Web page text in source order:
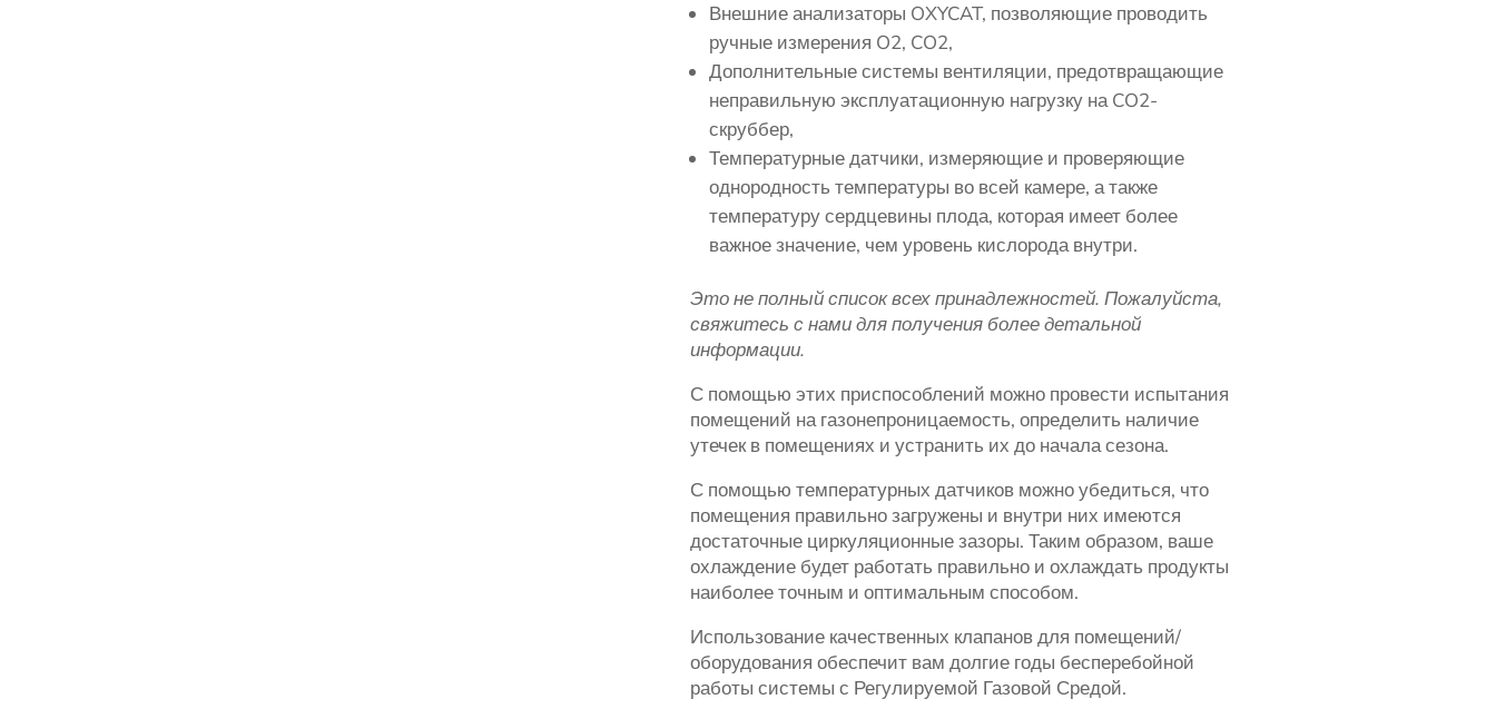
Внешние анализаторы OXYCAT, позволяющие проводить
ручные измерения O2, CO2,
Дополнительные системы вентиляции, предотвращающие
неправильную эксплуатационную нагрузку на CO2-
скруббер,
Температурные датчики, измеряющие и проверяющие
однородность температуры во всей камере, а также
температуру сердцевины плода, которая имеет более
важное значение, чем уровень кислорода внутри.
Это не полный список всех принадлежностей. Пожалуйста,
свяжитесь с нами для получения более детальной
информации.
С помощью этих приспособлений можно провести испытания
помещений на газонепроницаемость, определить наличие
утечек в помещениях и устранить их до начала сезона.
С помощью температурных датчиков можно убедиться, что
помещения правильно загружены и внутри них имеются
достаточные циркуляционные зазоры. Таким образом, ваше
охлаждение будет работать правильно и охлаждать продукты
наиболее точным и оптимальным способом.
Использование качественных клапанов для помещений/
оборудования обеспечит вам долгие годы бесперебойной
работы системы с Регулируемой Газовой Средой.